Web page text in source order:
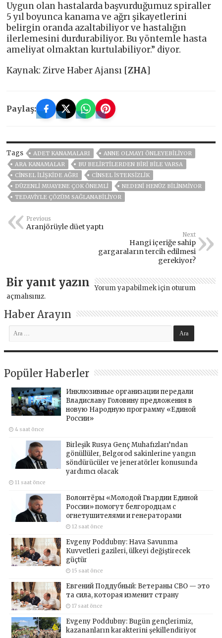
Uygun olan hastalarda başvurduğumuz spiraller
5 yıl boyunca kanama ve ağrı şikayetlerini
belirgin oranda azaltabiliyor ve hastalığın
ilerlemesini durdurabiliyor. Bu yöntemle hasta
ameliyat olmaktan kurtulabiliyor.” diyor.
Kaynak: Zirve Haber Ajansı [ZHA]
Paylaş:
Tags ADET KANAMALARI
ANNE OLMAYI ÖNLEYEBILIYOR
ARA KANAMALAR
BU BELIRTILERDEN BIRI BILE VARSA
CINSEL ILIŞKIDE AĞRI
CINSEL ISTEKSIZLIK
DÜZENLI MUAYENE ÇOK ÖNEMLI
NEDENI HENÜZ BILINMIYOR
TEDAVIYLE ÇÖZÜM SAĞLANABILIYOR
Previous
Aranjörüyle düet yaptı
Next
Hangi içeriğe sahip
gargaraların tercih edilmesi
gerekiyor?
Bir yanıt yazın Yorum yapabilmek için oturum
açmalısınız.
Haber Arayın
Popüler Haberler
Инклюзивные организации передали
Владиславу Головину предложения в
новую Народную программу «Единой
России»
4 saat önce
Birleşik Rusya Genç Muhafızları’ndan
gönüllüler, Belgorod sakinlerine yangın
söndürücüler ve jeneratörler konusunda
yardımcı olacak
11 saat önce
Волонтёры «Молодой Гвардии Единой
России» помогут белгородцам с
огнетушителями и генераторами
12 saat önce
Evgeny Poddubny: Hava Savunma
Kuvvetleri gazileri, ülkeyi değiştirecek
güçtür
15 saat önce
Евгений Поддубный: Ветераны СВО — это
та сила, которая изменит страну
17 saat önce
Evgeny Poddubny: Bugün gençlerimiz,
kazananların karakterini şekillendiriyor